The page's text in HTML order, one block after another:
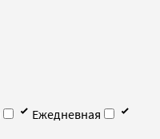
Ежедневная